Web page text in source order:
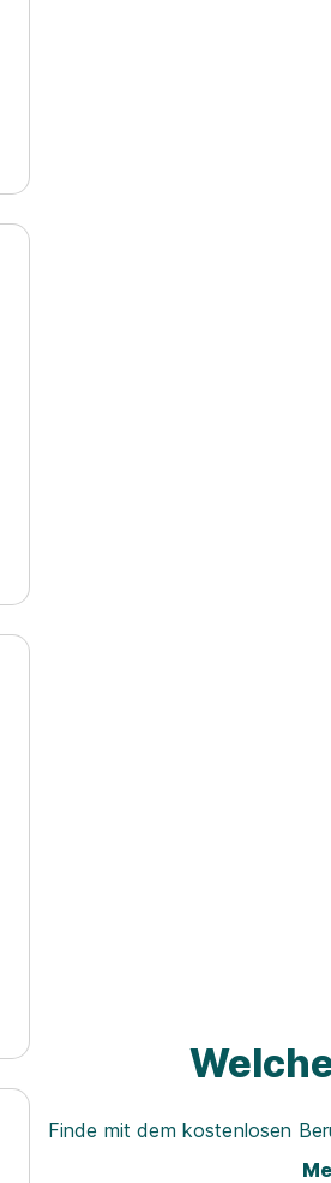
Finde mit dem kostenlosen